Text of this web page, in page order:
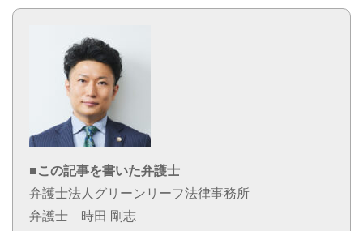
■この記事を書いた弁護士
弁護士法人グリーンリーフ法律事務所
弁護士 時田 剛志